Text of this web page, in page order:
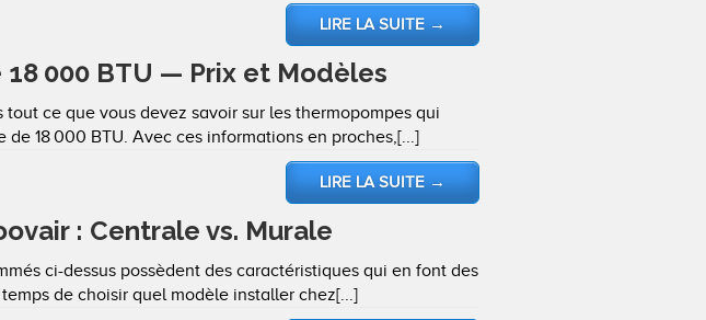
LIRE LA SUITE →
000 BTU — Prix et Modèles
ce que vous devez savoir sur les thermopompes qui
18 000 BTU. Avec ces informations en proches,[...]
LIRE LA SUITE →
: Centrale vs. Murale
ci-dessus possèdent des caractéristiques qui en font des
de choisir quel modèle installer chez[...]